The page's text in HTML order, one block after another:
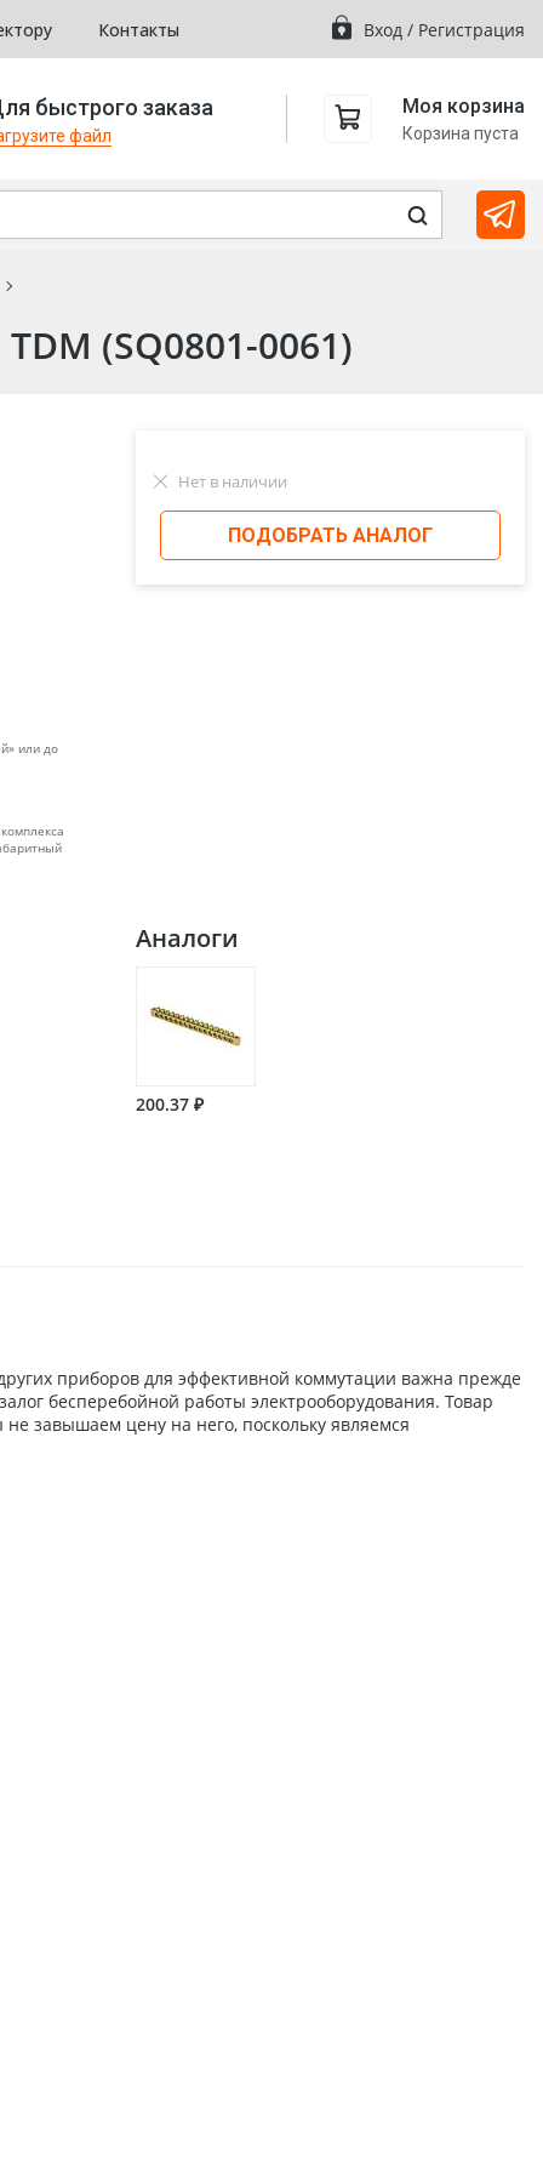
Контакты Вход / Регистрация
быстрого заказа
файл
Моя корзина
Корзина пуста
(SQ0801-0061)
или до
Нет в наличии
ПОДОБРАТЬ АНАЛОГ
Аналоги
200.37 ₽
приборов для эффективной коммутации важна прежде
бесперебойной работы электрооборудования. Товар
завышаем цену на него, поскольку являемся